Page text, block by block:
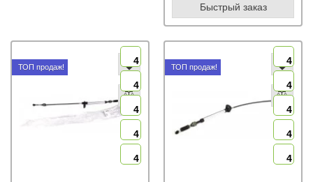
Быстрый заказ
ТОП продаж!
4
4
4
4
4
ТОП продаж!
4
4
4
4
4